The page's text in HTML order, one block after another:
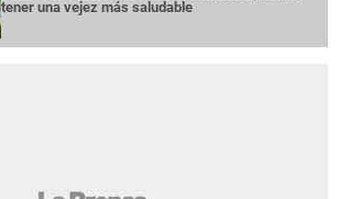
tener una vejez más saludable